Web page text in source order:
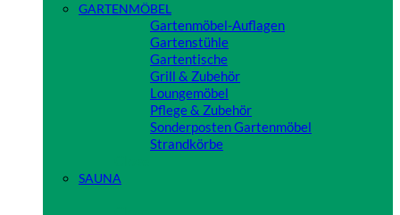
GARTENMÖBEL
Gartenmöbel-Auflagen
Gartenstühle
Gartentische
Grill & Zubehör
Loungemöbel
Pflege & Zubehör
Sonderposten Gartenmöbel
Strandkörbe
SAUNA